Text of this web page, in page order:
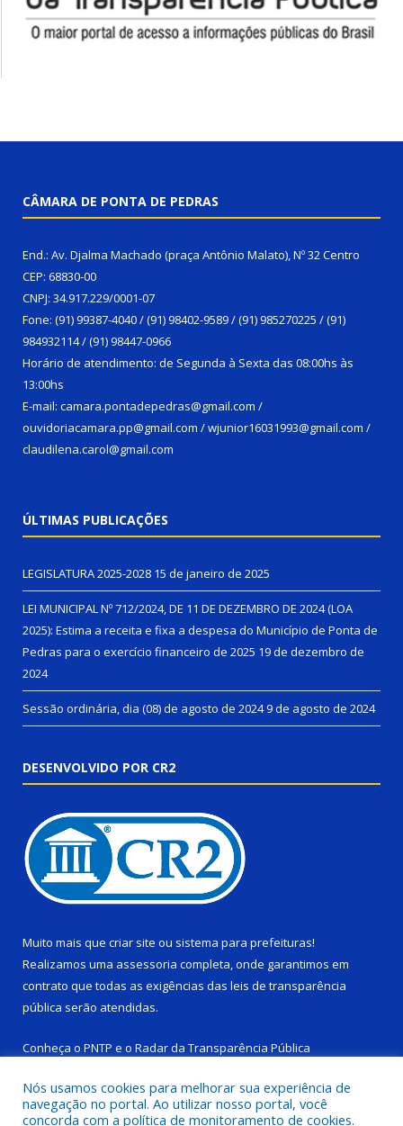
CÂMARA DE PONTA DE PEDRAS
End.: Av. Djalma Machado (praça Antônio Malato), Nº 32 Centro
CEP: 68830-00
CNPJ: 34.917.229/0001-07
Fone: (91) 99387-4040 / (91) 98402-9589 / (91) 985270225 / (91)
984932114 / (91) 98447-0966
Horário de atendimento: de Segunda à Sexta das 08:00hs às
13:00hs
E-mail: camara.pontadepedras@gmail.com /
ouvidoriacamara.pp@gmail.com / wjunior16031993@gmail.com /
claudilena.carol@gmail.com
ÚLTIMAS PUBLICAÇÕES
LEGISLATURA 2025-2028 15 de janeiro de 2025
LEI MUNICIPAL Nº 712/2024, DE 11 DE DEZEMBRO DE 2024 (LOA
2025): Estima a receita e fixa a despesa do Município de Ponta de
Pedras para o exercício financeiro de 2025 19 de dezembro de
2024
Sessão ordinária, dia (08) de agosto de 20249 de agosto de 2024
DESENVOLVIDO POR CR2
Muito mais que criar site ou sistema para prefeituras!
Realizamos uma assessoria completa, onde garantimos em
contrato que todas as exigências das leis de transparência
pública serão atendidas.
Conheça o PNTP e o Radar da Transparência Pública
Nós usamos cookies para melhorar sua experiência de
navegação no portal. Ao utilizar nosso portal, você
concorda com a política de monitoramento de cookies.